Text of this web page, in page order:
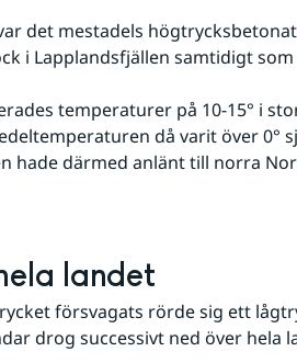
i Lapplandsfjällen samtidigt
då varit över 0°
hade därmed anlänt till norra
landet
försvagats rörde sig ett
drog successivt ned över hela